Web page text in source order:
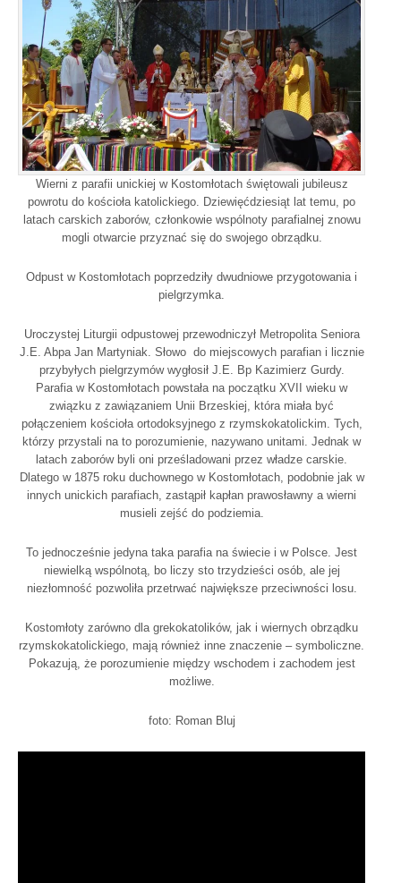
Wierni z parafii unickiej w Kostomłotach świętowali jubileusz
powrotu do kościoła katolickiego. Dziewięćdziesiąt lat temu, po
latach carskich zaborów, członkowie wspólnoty parafialnej znowu
mogli otwarcie przyznać się do swojego obrządku.
Odpust w Kostomłotach poprzedziły dwudniowe przygotowania i
pielgrzymka.
Uroczystej Liturgii odpustowej przewodniczył Metropolita Seniora
J.E. Abpa Jan Martyniak. Słowo do miejscowych parafian i licznie
przybyłych pielgrzymów wygłosił J.E. Bp Kazimierz Gurdy.
Parafia w Kostomłotach powstała na początku XVII wieku w
związku z zawiązaniem Unii Brzeskiej, która miała być
połączeniem kościoła ortodoksyjnego z rzymskokatolickim. Tych,
którzy przystali na to porozumienie, nazywano unitami. Jednak w
latach zaborów byli oni prześladowani przez władze carskie.
Dlatego w 1875 roku duchownego w Kostomłotach, podobnie jak w
innych unickich parafiach, zastąpił kapłan prawosławny a wierni
musieli zejść do podziemia.
To jednocześnie jedyna taka parafia na świecie i w Polsce. Jest
niewielką wspólnotą, bo liczy sto trzydzieści osób, ale jej
niezłomność pozwoliła przetrwać największe przeciwności losu.
Kostomłoty zarówno dla grekokatolików, jak i wiernych obrządku
rzymskokatolickiego, mają również inne znaczenie – symboliczne.
Pokazują, że porozumienie między wschodem i zachodem jest
możliwe.
foto: Roman Bluj